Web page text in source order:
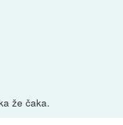
že čaka.